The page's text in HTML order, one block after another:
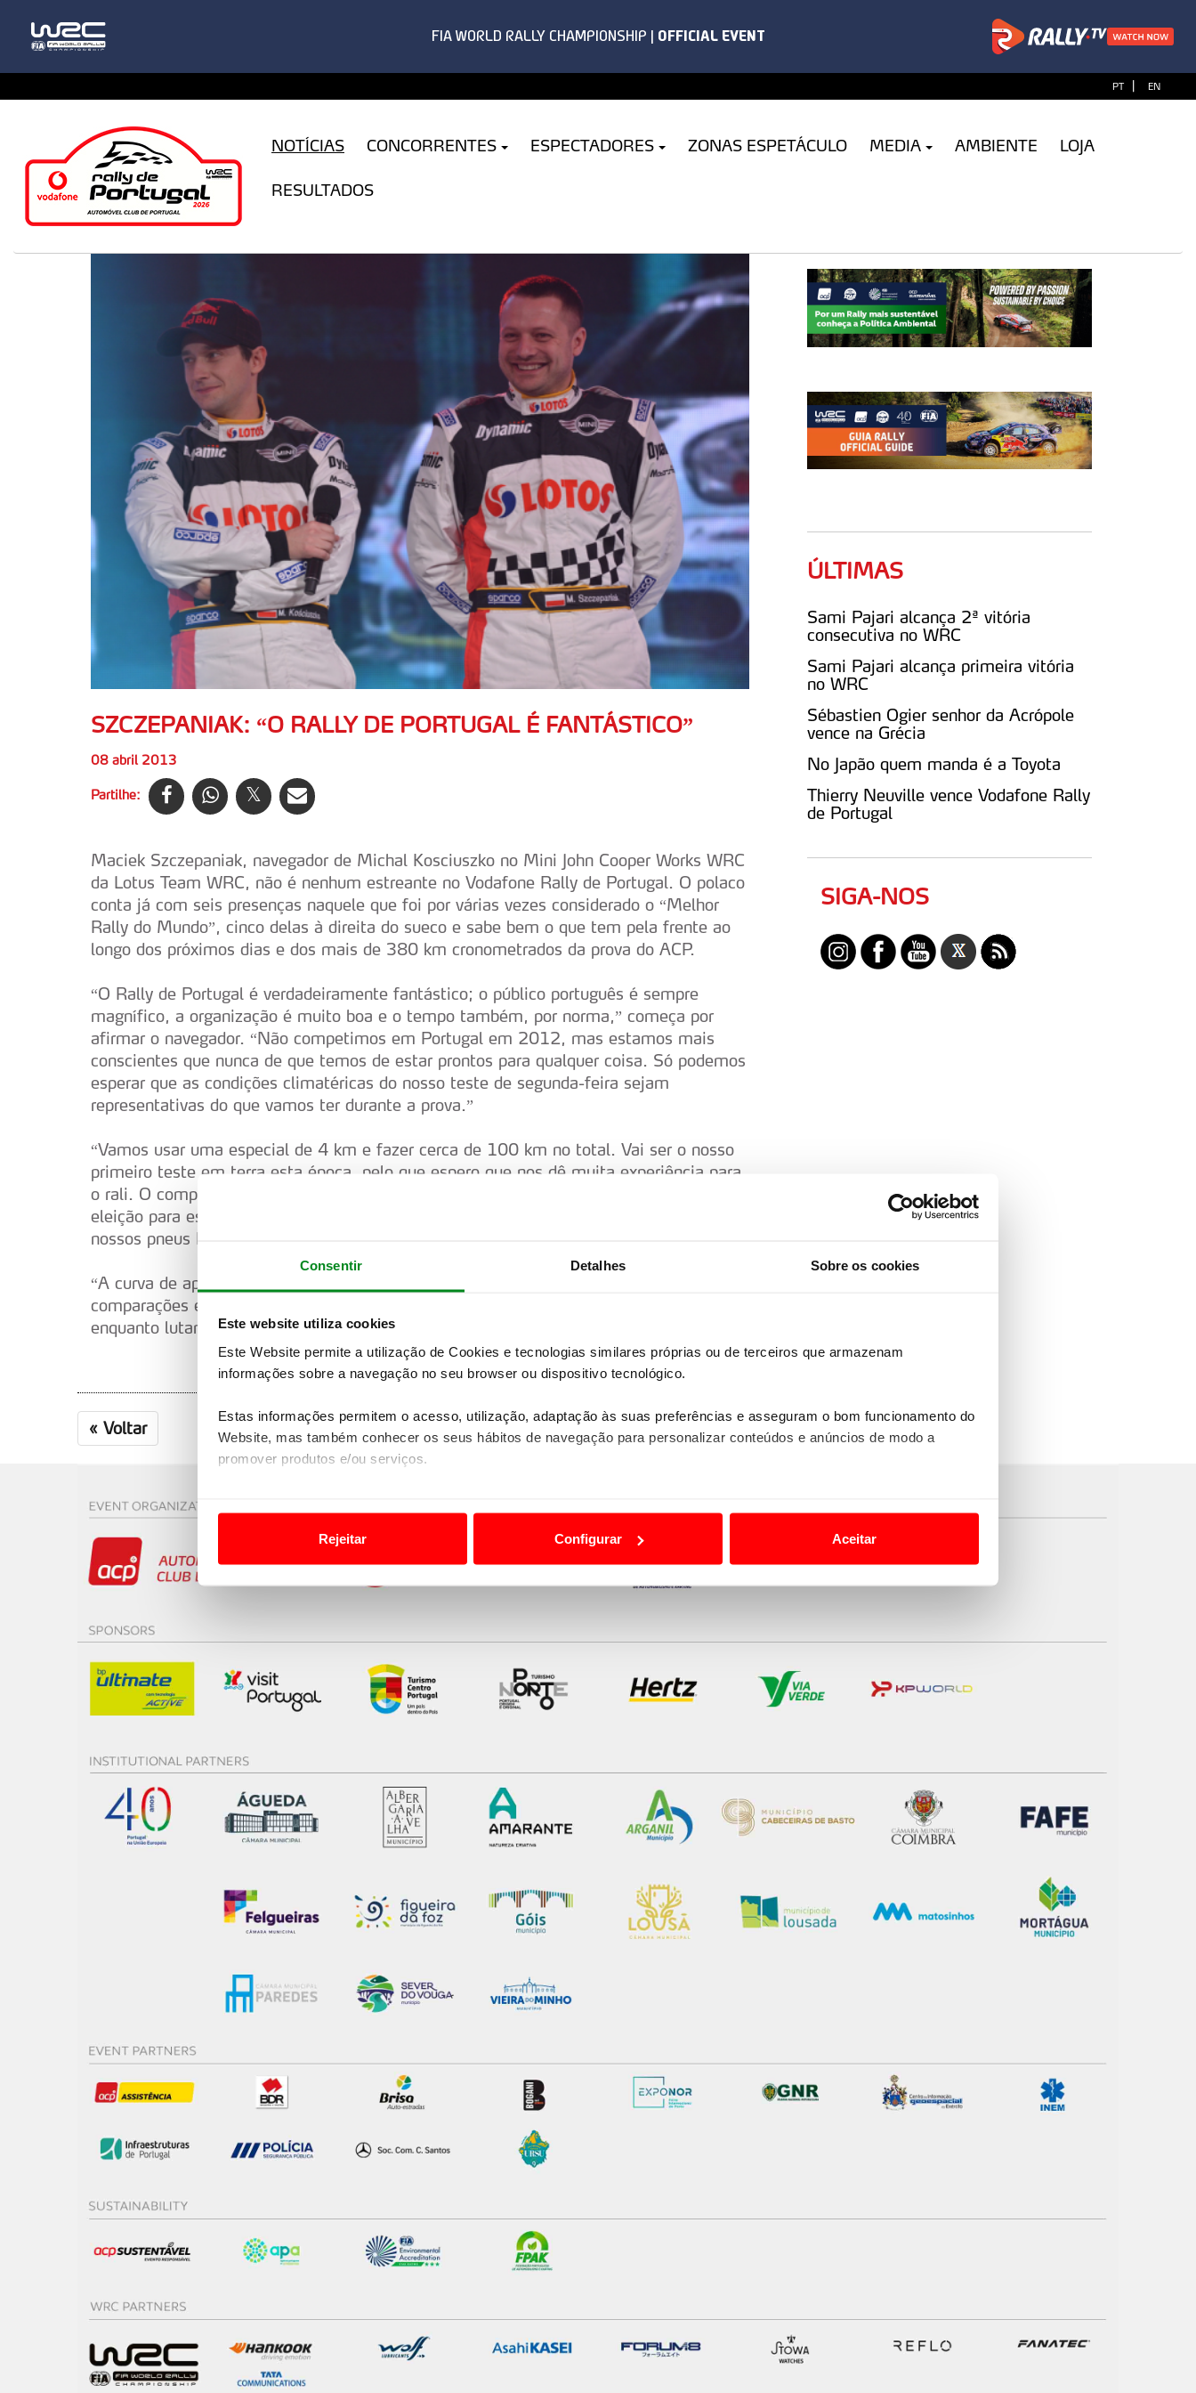
Consentir Detalhes Sobre os cookies
Este website utiliza cookies
Este Website permite a utilização de Cookies e tecnologias similares próprias ou de terceiros que armazenam
informações sobre a navegação no seu browser ou dispositivo tecnológico.
Estas informações permitem o acesso, utilização, adaptação às suas preferências e asseguram o bom funcionamento do
Website, mas também conhecer os seus hábitos de navegação para personalizar conteúdos e anúncios de modo a
promover produtos e/ou serviços.
Usamos cookies para melhorar a sua experiência digital, personalizar conteúdos e anúncios, para lhe proporcionar
funcionalidades de redes sociais, bem como para analisar dados de navegação no nosso website.
O ACP garantirá que as transferências internacionais de dados pessoais serão realizadas apenas com o seu
consentimento e quando tal se afigure estritamente necessário no contexto dos serviços a prestar.
Realçamos que o bloqueio de certo tipo de Cookies e tecnologias similares pode ter impacto na sua experiência de
navegação no Website e nos serviços disponibilizados.
Consulte a política de cookies do site.
Rejeitar Configurar Aceitar
PT | EN
NOTÍCIAS CONCORRENTES ESPECTADORES ZONAS ESPETÁCULO MEDIA AMBIENTE LOJA
RESULTADOS
SZCZEPANIAK: “O RALLY DE PORTUGAL É FANTÁSTICO”
08 abril 2013
Partilhe:
Maciek Szczepaniak, navegador de Michal Kosciuszko no Mini John Cooper Works WRC
da Lotus Team WRC, não é nenhum estreante no Vodafone Rally de Portugal. O polaco
conta já com seis presenças naquele que foi por várias vezes considerado o “Melhor
Rally do Mundo”, cinco delas à direita do sueco e sabe bem o que tem pela frente ao
longo dos próximos dias e dos mais de 380 km cronometrados da prova do ACP.
“O Rally de Portugal é verdadeiramente fantástico; o público português é sempre
magnífico, a organização é muito boa e o tempo também, por norma,” começa por
afirmar o navegador. “Não competimos em Portugal em 2012, mas estamos mais
conscientes que nunca de que temos de estar prontos para qualquer coisa. Só podemos
esperar que as condições climatéricas do nosso teste de segunda-feira sejam
representativas do que vamos ter durante a prova.”
“Vamos usar uma especial de 4 km e fazer cerca de 100 km no total. Vai ser o nosso
primeiro teste em terra esta época, pelo que espero que nos dê muita experiência para
o rali. O composto H3 do pneu DMG+2 de terra que usámos no México é a arma de
eleição para este evento. Os pisos de terra de Portugal representam um desafio para os
nossos pneus DMACK. Contudo, e como sempre, vamos dar o nosso melhor.”
“A curva de aprendizagem é permanente e recolhemos dados úteis ao fazermos
comparações entre nós e outros concorrentes também com borrachas DMACK, isto
enquanto lutamos por boa posição à geral.”
« Voltar
ÚLTIMAS
Sami Pajari alcança 2ª vitória
consecutiva no WRC
Sami Pajari alcança primeira vitória
no WRC
Sébastien Ogier senhor da Acrópole
vence na Grécia
No Japão quem manda é a Toyota
Thierry Neuville vence Vodafone Rally
de Portugal
SIGA-NOS